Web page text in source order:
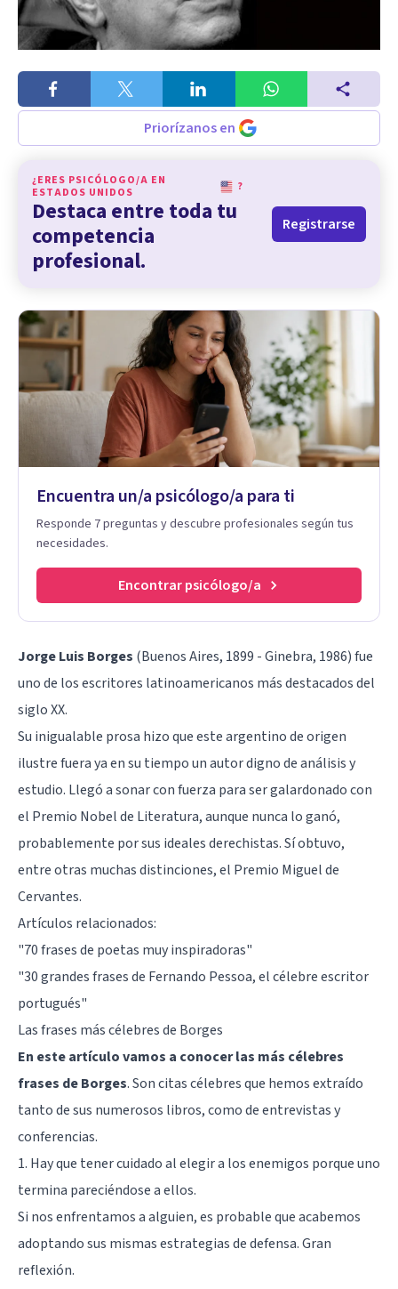
Priorízanos en
¿ERES PSICÓLOGO/A EN
ESTADOS UNIDOS
?
Destaca entre toda tu
competencia
profesional.
Registrarse
Encuentra un/a psicólogo/a para ti
Responde 7 preguntas y descubre profesionales según tus
necesidades.
Encontrar psicólogo/a
Jorge Luis Borges (Buenos Aires, 1899 - Ginebra, 1986) fue
uno de los escritores latinoamericanos más destacados del
siglo XX.
Su inigualable prosa hizo que este argentino de origen
ilustre fuera ya en su tiempo un autor digno de análisis y
estudio. Llegó a sonar con fuerza para ser galardonado con
el Premio Nobel de Literatura, aunque nunca lo ganó,
probablemente por sus ideales derechistas. Sí obtuvo,
entre otras muchas distinciones, el Premio Miguel de
Cervantes.
Artículos relacionados:
"70 frases de poetas muy inspiradoras"
"30 grandes frases de Fernando Pessoa, el célebre escritor
portugués"
Las frases más célebres de Borges
En este artículo vamos a conocer las más célebres
frases de Borges. Son citas célebres que hemos extraído
tanto de sus numerosos libros, como de entrevistas y
conferencias.
1. Hay que tener cuidado al elegir a los enemigos porque uno
termina pareciéndose a ellos.
Si nos enfrentamos a alguien, es probable que acabemos
adoptando sus mismas estrategias de defensa. Gran
reflexión.